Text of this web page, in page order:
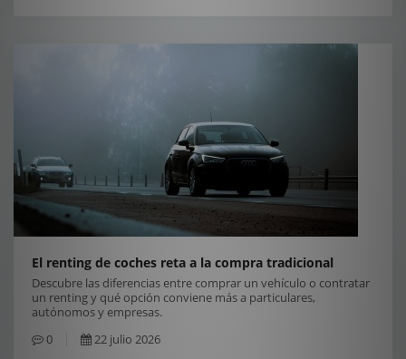
El renting de coches reta a la compra tradicional
Descubre las diferencias entre comprar un vehículo o contratar
un renting y qué opción conviene más a particulares,
autónomos y empresas.
0
22 julio 2026